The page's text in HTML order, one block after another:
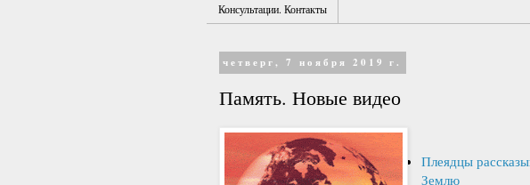
Консультации. Контакты
четверг, 7 ноября 2019 г.
Память. Новые видео
Плеядцы
Землю